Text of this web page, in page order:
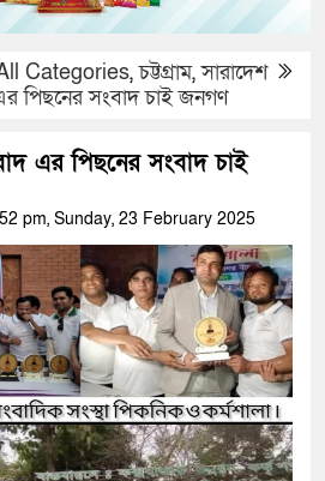
Categories,চট্টগ্রাম,সারাদেশ
পিছনের সংবাদ চাই জনগণ
এর পিছনের সংবাদ চাই
pm, Sunday, 23 February 2025